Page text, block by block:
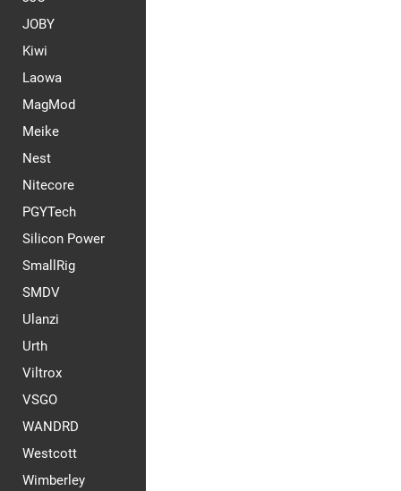
JOBY
Kiwi
Laowa
MagMod
Meike
Nest
Nitecore
PGYTech
Silicon Power
SmallRig
SMDV
Ulanzi
Urth
Viltrox
VSGO
WANDRD
Westcott
Wimberley